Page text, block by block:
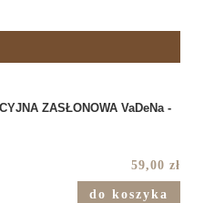
ZASŁONOWA VaDeNa -
59,00 zł
do koszyka